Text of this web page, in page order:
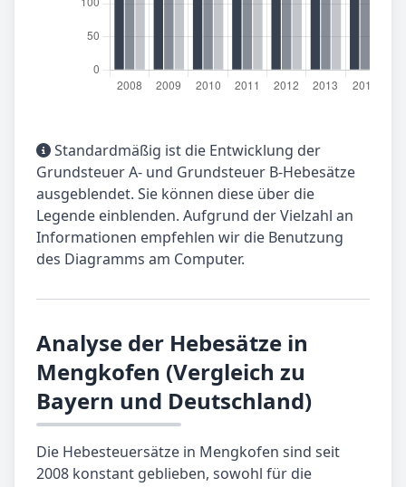
Standardmäßig ist die Entwicklung der
Grundsteuer A- und Grundsteuer B-Hebesätze
ausgeblendet. Sie können diese über die
Legende einblenden. Aufgrund der Vielzahl an
Informationen empfehlen wir die Benutzung
des Diagramms am Computer.
Analyse der Hebesätze in
Mengkofen (Vergleich zu
Bayern und Deutschland)
Die Hebesteuersätze in Mengkofen sind seit
2008 konstant geblieben, sowohl für die